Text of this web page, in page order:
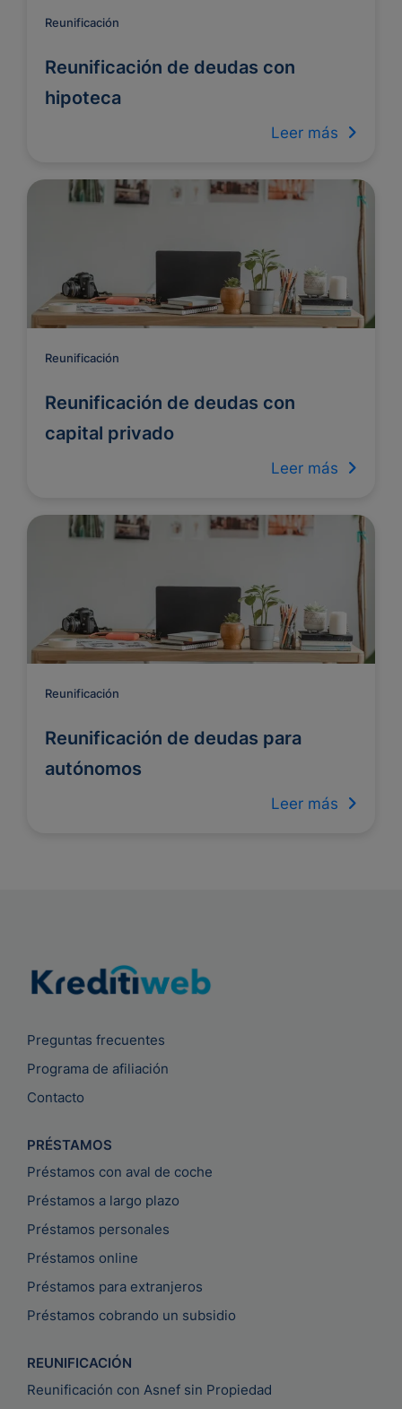
Reunificación
Reunificación de deudas con
hipoteca
Leer más
Reunificación
Reunificación de deudas con
capital privado
Leer más
Reunificación
Reunificación de deudas para
autónomos
Leer más
Preguntas frecuentes
Programa de afiliación
Contacto
PRÉSTAMOS
Préstamos con aval de coche
Préstamos a largo plazo
Préstamos personales
Préstamos online
Préstamos para extranjeros
Préstamos cobrando un subsidio
REUNIFICACIÓN
Reunificación con Asnef sin Propiedad